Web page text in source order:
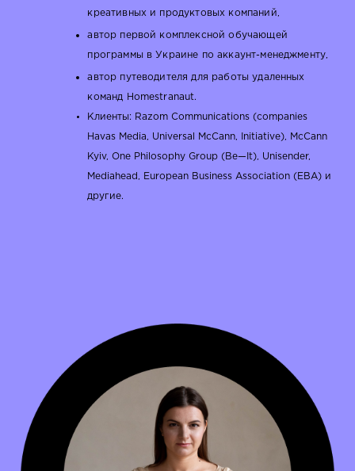
креативных и продуктовых компаний,
автор первой комплексной обучающей
программы в Украине по аккаунт-менеджменту,
автор путеводителя для работы удаленных
команд Homestranaut.
Клиенты: Razom Communications (companies
Havas Media, Universal McCann, Initiative), McCann
Kyiv, One Philosophy Group (Be—It), Unisender,
Mediahead, European Business Association (EBA) и
другие.